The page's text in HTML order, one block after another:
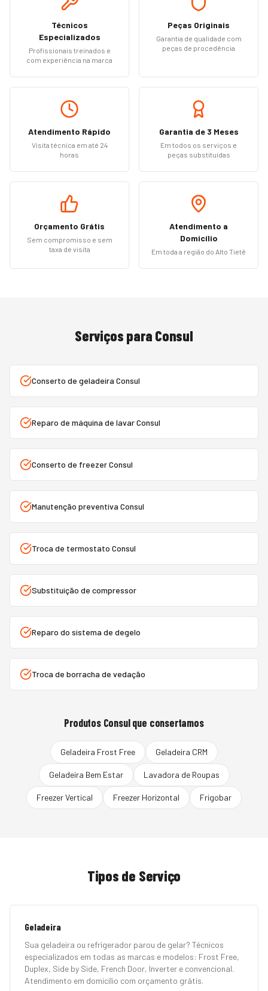
Técnicos
Especializados
Profissionais treinados e
com experiência na marca
Peças Originais
Garantia de qualidade com
peças de procedência
Atendimento Rápido
Visita técnica em até 24
horas
Garantia de 3 Meses
Em todos os serviços e
peças substituídas
Orçamento Grátis
Sem compromisso e sem
taxa de visita
Atendimento a
Domicílio
Em toda a região do Alto Tietê
Serviços para Consul
Conserto de geladeira Consul
Reparo de máquina de lavar Consul
Conserto de freezer Consul
Manutenção preventiva Consul
Troca de termostato Consul
Substituição de compressor
Reparo do sistema de degelo
Troca de borracha de vedação
Produtos Consulque consertamos
Geladeira Frost Free Geladeira CRM
Geladeira Bem Estar Lavadora de Roupas
Freezer Vertical Freezer Horizontal Frigobar
Tipos de Serviço
Geladeira
Sua geladeira ou refrigerador parou de gelar? Técnicos
especializados em todas as marcas e modelos: Frost Free,
Duplex, Side by Side, French Door, Inverter e convencional.
Atendimento em domicílio com orçamento grátis.